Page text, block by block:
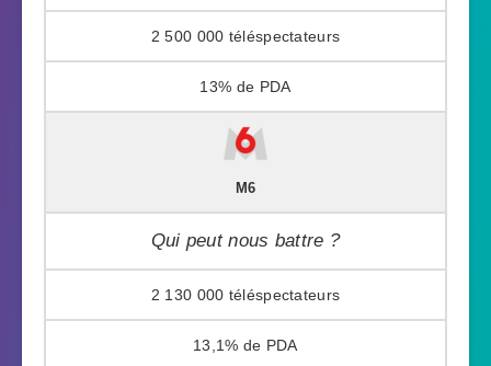
2 500 000
13%
M6
Qui peut nous battre ?
2 130 000
13,1%